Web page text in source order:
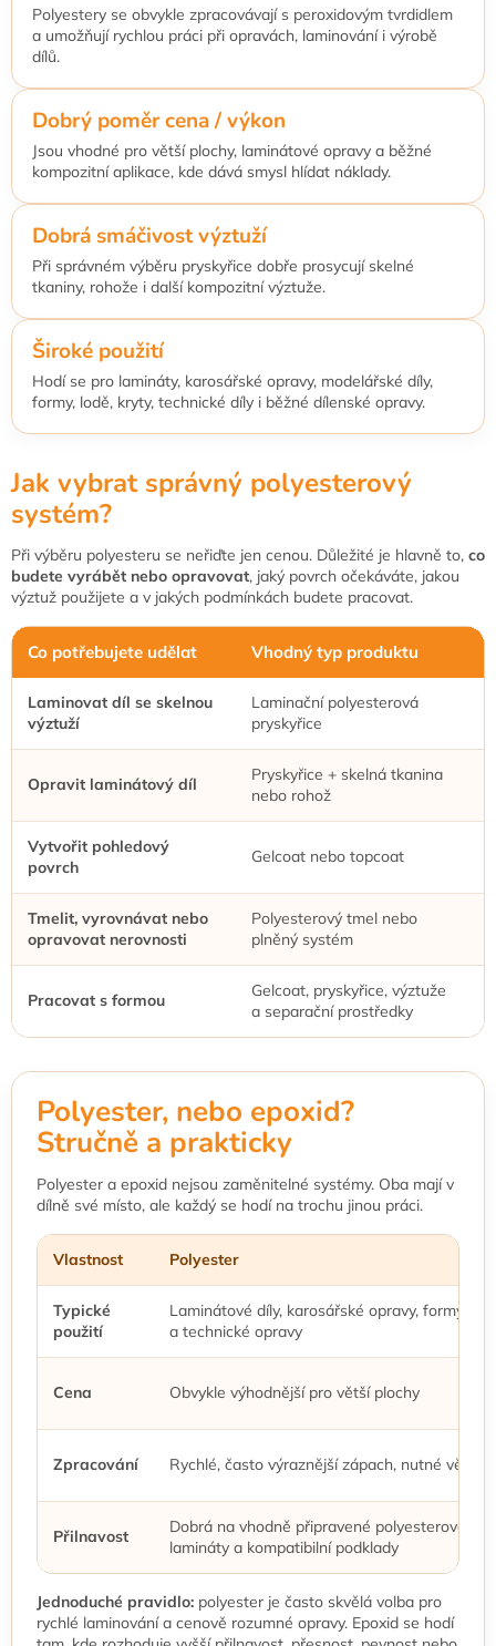
v
k
v
p
i
s
Polyestery se obvykle zpracovávají s peroxidovým tvrdidlem
a umožňují rychlou práci při opravách, laminování i výrobě
dílů.
Dobrý poměr cena / výkon
Jsou vhodné pro větší plochy, laminátové opravy a běžné
kompozitní aplikace, kde dává smysl hlídat náklady.
Dobrá smáčivost výztuží
Při správném výběru pryskyřice dobře prosycují skelné
tkaniny, rohože i další kompozitní výztuže.
Široké použití
Hodí se pro lamináty, karosářské opravy, modelářské díly,
formy, lodě, kryty, technické díly i běžné dílenské opravy.
Jak vybrat správný polyesterový
systém?
Při výběru polyesteru se neřiďte jen cenou. Důležité je hlavně to, co
budete vyrábět nebo opravovat, jaký povrch očekáváte, jakou
výztuž použijete a v jakých podmínkách budete pracovat.
Co potřebujete udělat Vhodný typ produktu
Laminovat díl se skelnou
výztuží
Laminační polyesterová
pryskyřice
Opravit laminátový díl
Pryskyřice + skelná tkanina
nebo rohož
Vytvořit pohledový
povrch
Gelcoat nebo topcoat
Tmelit, vyrovnávat nebo
opravovat nerovnosti
Polyesterový tmel nebo
plněný systém
Pracovat s formou
Gelcoat, pryskyřice, výztuže
a separační prostředky
Polyester, nebo epoxid?
Stručně a prakticky
Polyester a epoxid nejsou zaměnitelné systémy. Oba mají v
dílně své místo, ale každý se hodí na trochu jinou práci.
Vlastnost Polyester
Typické
použití
Laminátové díly, karosářské opravy, formy,
a technické opravy
Cena Obvykle výhodnější pro větší plochy
Zpracování Rychlé, často výraznější zápach, nutné větrání
Přilnavost
Dobrá na vhodně připravené polyesterové
lamináty a kompatibilní podklady
Jednoduché pravidlo: polyester je často skvělá volba pro
rychlé laminování a cenově rozumné opravy. Epoxid se hodí